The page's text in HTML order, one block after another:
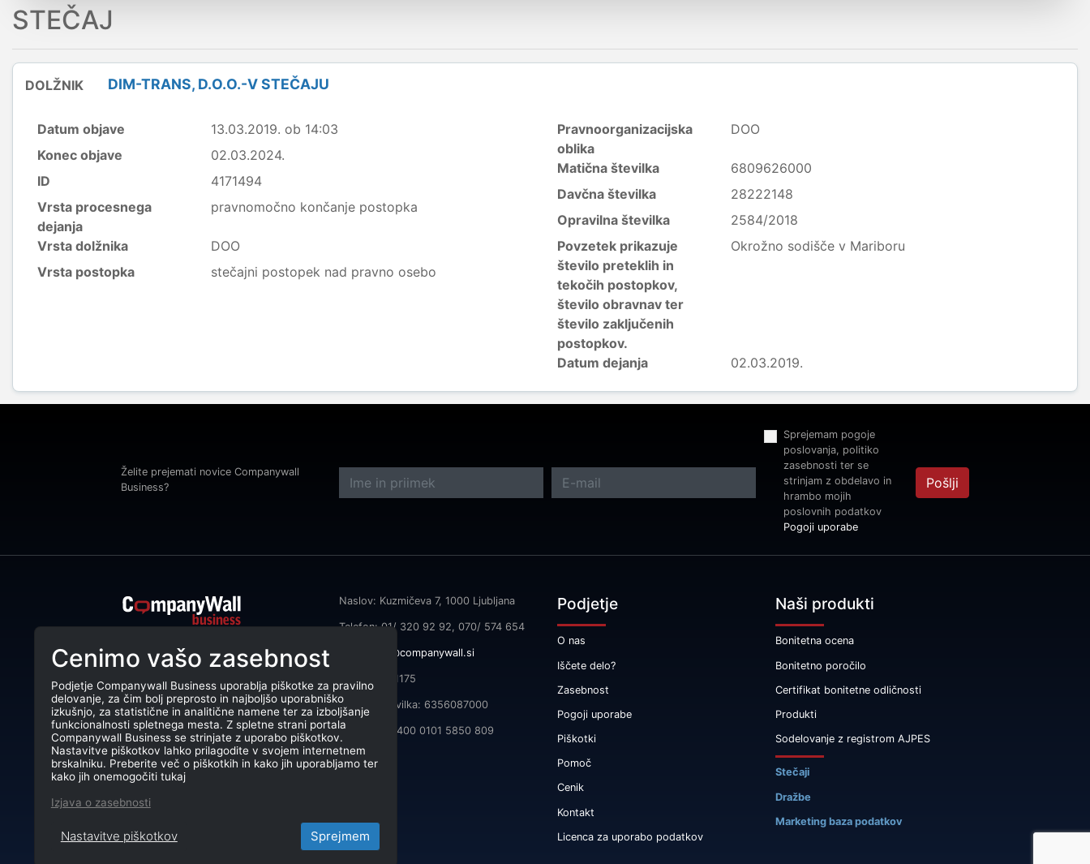
STEČAJ
DOLŽNIK DIM-TRANS, D.O.O.-V STEČAJU
Datum objave
13.03.2019. ob 14:03
Konec objave
02.03.2024.
ID
4171494
Vrsta procesnega
dejanja
pravnomočno končanje postopka
Vrsta dolžnika
DOO
Vrsta postopka
stečajni postopek nad pravno osebo
Pravnoorganizacijska
oblika
DOO
Matična številka
6809626000
Davčna številka
28222148
Opravilna številka
2584/2018
Povzetek prikazuje
število preteklih in
tekočih postopkov,
število obravnav ter
število zaključenih
postopkov.
Okrožno sodišče v Mariboru
Datum dejanja 02.03.2019.
Želite prejemati novice Companywall
Business?
Sprejemam pogoje
poslovanja, politiko
zasebnosti ter se
strinjam z obdelavo in
hrambo mojih
poslovnih podatkov
Pogoji uporabe
Pošlji
podjetjem pomaga izboljšati
poslovanje z iskanjem in povezovanjem
strank.
CompanyWall Business © 2026
Naslov: Kuzmičeva 7, 1000 Ljubljana
Telefon: 01/ 320 92 92, 070/ 574 654
info@companywall.si
DŠ: SI55591175
Matična številka: 6356087000
TRR: SI56 3400 0101 5850 809
Podjetje
O nas
Iščete delo?
Zasebnost
Pogoji uporabe
Piškotki
Pomoč
Cenik
Kontakt
Licenca za uporabo podatkov
Naši produkti
Bonitetna ocena
Bonitetno poročilo
Certifikat bonitetne odličnosti
Produkti
Sodelovanje z registrom AJPES
Stečaji
Dražbe
Marketing baza podatkov
Cenimo vašo zasebnost
Podjetje Companywall Business uporablja piškotke za pravilno
delovanje, za čim bolj preprosto in najboljšo uporabniško
izkušnjo, za statistične in analitične namene ter za izboljšanje
funkcionalnosti spletnega mesta. Z spletne strani portala
Companywall Business se strinjate z uporabo piškotkov.
Nastavitve piškotkov lahko prilagodite v svojem internetnem
brskalniku. Preberite več o piškotkih in kako jih uporabljamo ter
kako jih onemogočiti tukaj
Izjava o zasebnosti
Nastavitve piškotkov Sprejmem